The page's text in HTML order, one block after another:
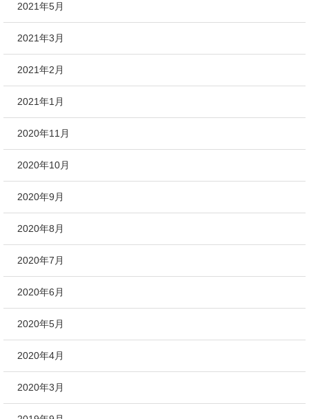
2021年5月
2021年3月
2021年2月
2021年1月
2020年11月
2020年10月
2020年9月
2020年8月
2020年7月
2020年6月
2020年5月
2020年4月
2020年3月